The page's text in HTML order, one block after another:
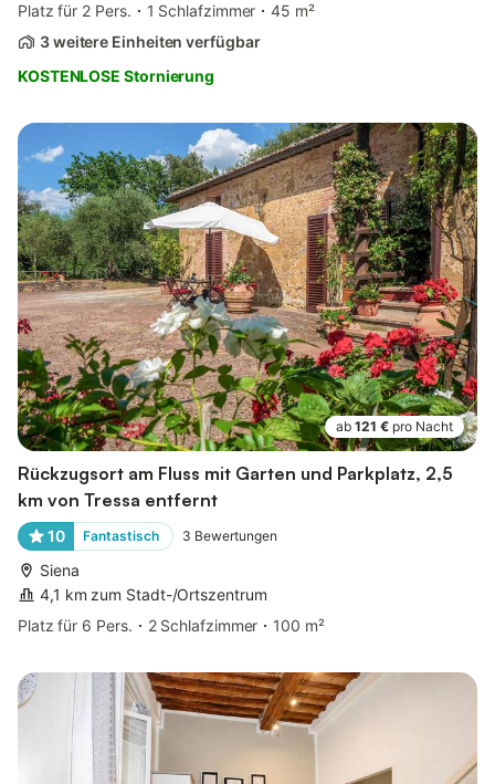
Platz für 2 Pers.
1 Schlafzimmer
45 m²
3 weitere Einheiten verfügbar
KOSTENLOSE Stornierung
ab 121 € pro Nacht
Rückzugsort am Fluss mit Garten und Parkplatz, 2,5
km von Tressa entfernt
10 Fantastisch 3 Bewertungen
Siena
4,1 km zum Stadt-/Ortszentrum
Platz für 6 Pers.
2 Schlafzimmer 100 m²